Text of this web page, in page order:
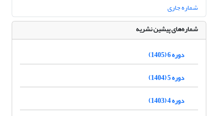
شماره جاری
شماره‌های پیشین نشریه
دوره 6 (1405)
دوره 5 (1404)
دوره 4 (1403)